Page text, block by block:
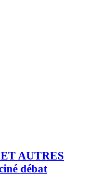
AUTRES
débat